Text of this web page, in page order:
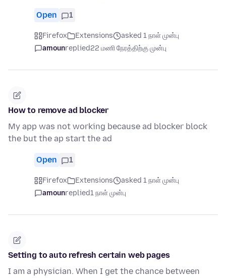
Open 1
Firefox Extensions
asked 1 நாள் முன்பு
amounreplied22 மணி நேரத்திற்கு முன்பு
How to remove ad blocker
My app was not working because ad blocker block
the but the ap start the ad
Open 1
Firefox Extensions
asked 1 நாள் முன்பு
amounreplied1 நாள் முன்பு
Setting to auto refresh certain web pages
I am a physician. When I get the chance between